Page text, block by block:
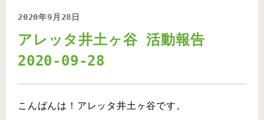
2020年9月28日
アレッタ井土ヶ谷 活動報告
2020-09-28
こんばんは！アレッタ井土ヶ谷です。